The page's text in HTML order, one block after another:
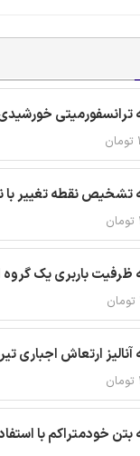
ترانسفورمیتی
تشخیص نقطه تغییر با
ظرفیت باربری یک
آنالیز ارتعاش
خودمتراکم با